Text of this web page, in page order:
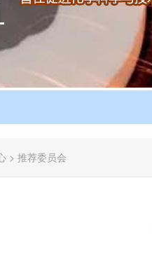
> 推荐委员会